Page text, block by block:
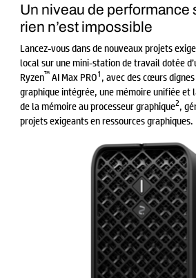
Un niveau de performance
rien n’est impossible
Lancez-vous dans de nouveaux projets
local sur une mini-station de travail dotée
Ryzen™AI Max PRO1, avec des cœurs
graphique intégrée, une mémoire unifiée et
de la mémoire au processeur graphique2,
projets exigeants en ressources graphiques.